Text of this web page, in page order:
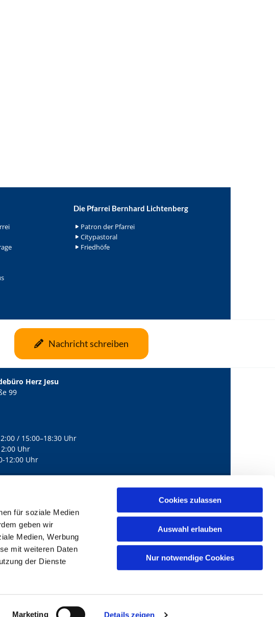
für soziale Medien
geben wir
Medien, Werbung
mit weiteren Daten
der Dienste
Marketing Details zeigen
Cookies zulassen
Auswahl erlauben
Nur notwendige Cookies
Die Pfarrei Bernhard Lichtenberg
Patron der Pfarrei
Citypastoral
Friedhöfe
Nachricht schreiben
Herz Jesu
99
/ 15:00–18:30 Uhr
Uhr
12:00 Uhr
mail@bernhard-lichtenberg.berlin